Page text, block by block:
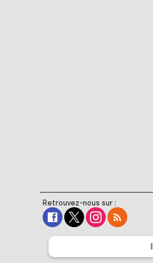
Retrouvez-nous sur :